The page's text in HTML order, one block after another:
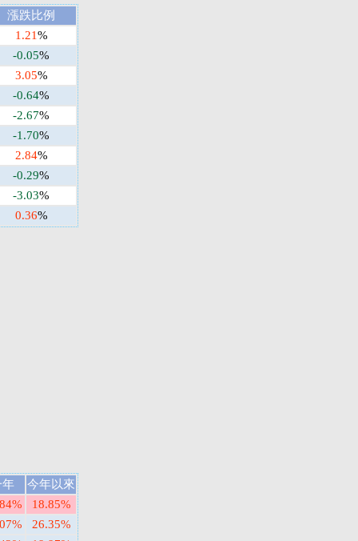
漲跌比例
1.21%
-0.05%
3.05%
-0.64%
-2.67%
-1.70%
2.84%
-0.29%
-3.03%
0.36%
年
今年以來
18.85%
26.35%